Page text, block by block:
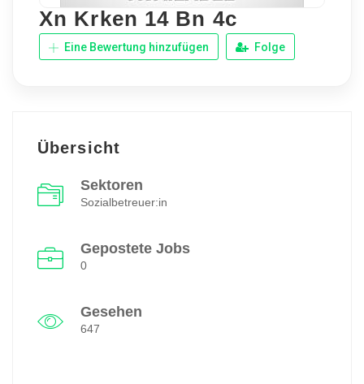
Xn Krken 14 Bn 4c
Eine Bewertung hinzufügen Folge
Übersicht
Sektoren
Sozialbetreuer:in
Gepostete Jobs
0
Gesehen
647